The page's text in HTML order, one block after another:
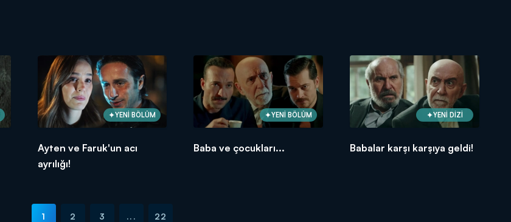
YENİ BÖLÜM
Ayten ve Faruk'un acı
ayrılığı!
YENİ BÖLÜM
Baba ve çocukları...
YENİ DİZİ
Babalar karşı karşıya geldi!
1 2 3 ... 22